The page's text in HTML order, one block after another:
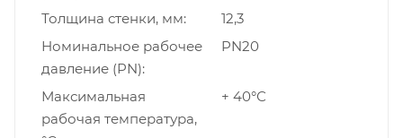
Толщина стенки, мм
12,3
Номинальное рабочее
давление (PN)
PN20
Максимальная
рабочая температура,
+ 40°С